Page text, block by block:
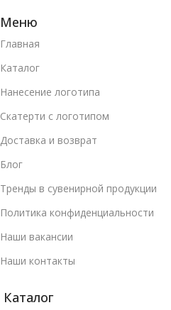
Меню
Главная
Каталог
Нанесение логотипа
Скатерти с логотипом
Доставка и возврат
Блог
Тренды в сувенирной продукции
Политика конфиденциальности
Наши вакансии
Наши контакты
Каталог